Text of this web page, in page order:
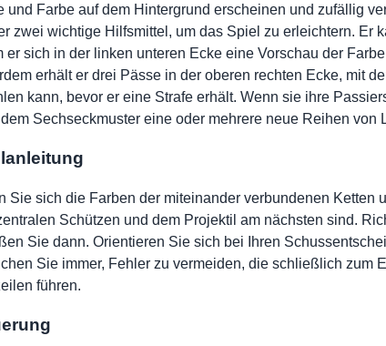
und Farbe auf dem Hintergrund erscheinen und zufällig
zwei wichtige Hilfsmittel, um das Spiel zu erleichtern. Er
er sich in der linken unteren Ecke eine Vorschau der
erhält er drei Pässe in der oberen rechten Ecke, mit
kann, bevor er eine Strafe erhält. Wenn sie ihre
Sechseckmuster eine oder mehrere neue Reihen von
Sie sich die Farben der miteinander verbundenen Ketten
Schützen und dem Projektil am nächsten sind.
Sie dann. Orientieren Sie sich bei Ihren
Sie immer, Fehler zu vermeiden, die schließlich zum
führen.